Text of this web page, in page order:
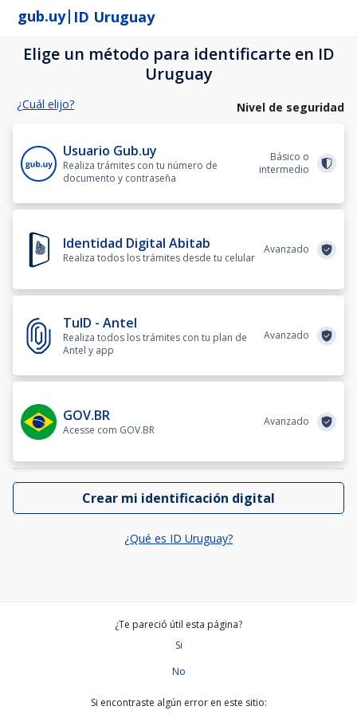
gub.uy| ID Uruguay
Elige un método para identificarte en ID
Uruguay
¿Cuál elijo? Nivel de seguridad
Usuario Gub.uy
Realiza trámites con tu número de
documento y contraseña
Básico o
intermedio
Identidad Digital Abitab
Realiza todos los trámites desde tu celular
Avanzado
TuID - Antel
Realiza todos los trámites con tu plan de
Antel y app
Avanzado
GOV.BR
Acesse com GOV.BR
Avanzado
Crear mi identificación digital
¿Qué es ID Uruguay?
¿Te pareció útil esta página?
Si
No
Si encontraste algún error en este sitio: